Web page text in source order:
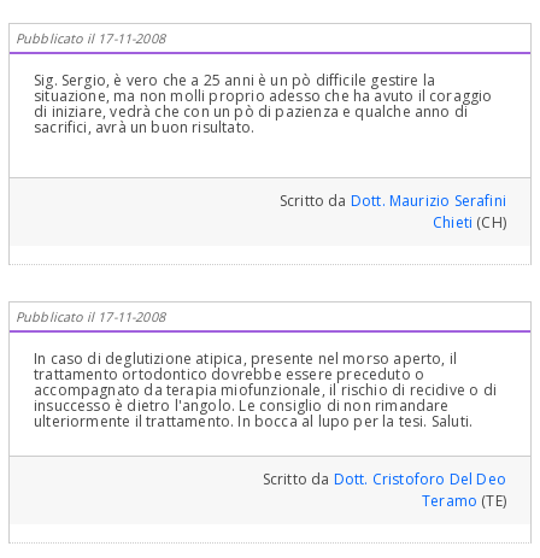
queste sono esatte!
Pubblicato il 17-11-2008
Sig. Sergio, è vero che a 25 anni è un pò difficile gestire la
situazione, ma non molli proprio adesso che ha avuto il coraggio
di iniziare, vedrà che con un pò di pazienza e qualche anno di
sacrifici, avrà un buon risultato.
Scritto da Dott. Maurizio Serafini
Chieti (CH)
Pubblicato il 17-11-2008
In caso di deglutizione atipica, presente nel morso aperto, il
trattamento ortodontico dovrebbe essere preceduto o
accompagnato da terapia miofunzionale, il rischio di recidive o di
insuccesso è dietro l'angolo. Le consiglio di non rimandare
ulteriormente il trattamento. In bocca al lupo per la tesi. Saluti.
Scritto da Dott. Cristoforo Del Deo
Teramo (TE)